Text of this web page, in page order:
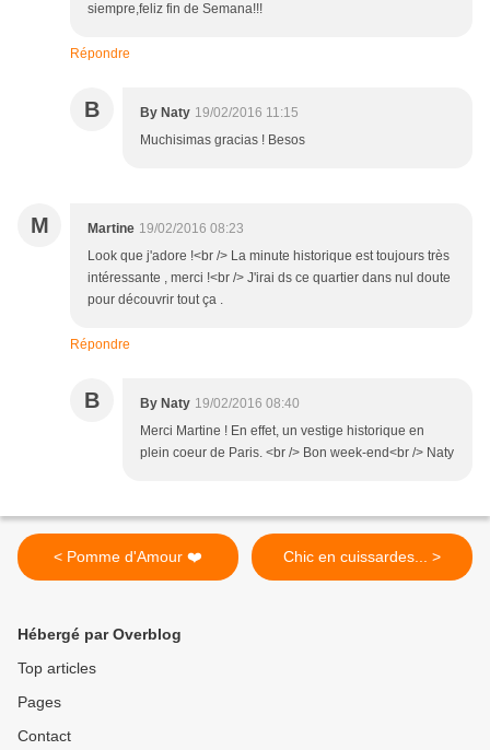
siempre,feliz fin de Semana!!!
Répondre
B By Naty 19/02/2016 11:15
Muchisimas gracias ! Besos
M Martine 19/02/2016 08:23
Look que j'adore !<br /> La minute historique est toujours très
intéressante , merci !<br /> J'irai ds ce quartier dans nul doute
pour découvrir tout ça .
Répondre
B By Naty 19/02/2016 08:40
Merci Martine ! En effet, un vestige historique en
plein coeur de Paris. <br /> Bon week-end<br /> Naty
< Pomme d'Amour ❤️ Chic en cuissardes... >
Hébergé par Overblog
Top articles
Pages
Contact